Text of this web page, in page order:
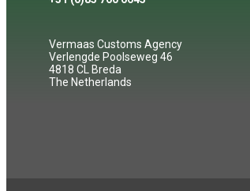
Vermaas Customs Agency
Verlengde Poolseweg 46
4818 CL Breda
The Netherlands